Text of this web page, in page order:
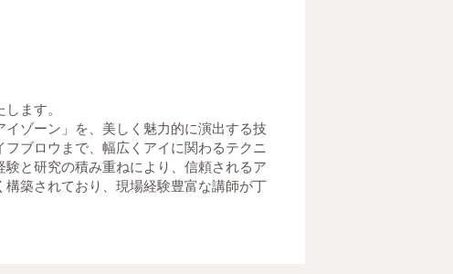
ます。
ゾーン」を、美しく魅力的に演出する技
ブロウまで、幅広くアイに関わるテクニ
と研究の積み重ねにより、信頼されるア
築されており、現場経験豊富な講師が丁